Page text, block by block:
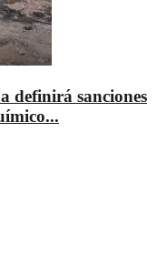
definirá sanciones